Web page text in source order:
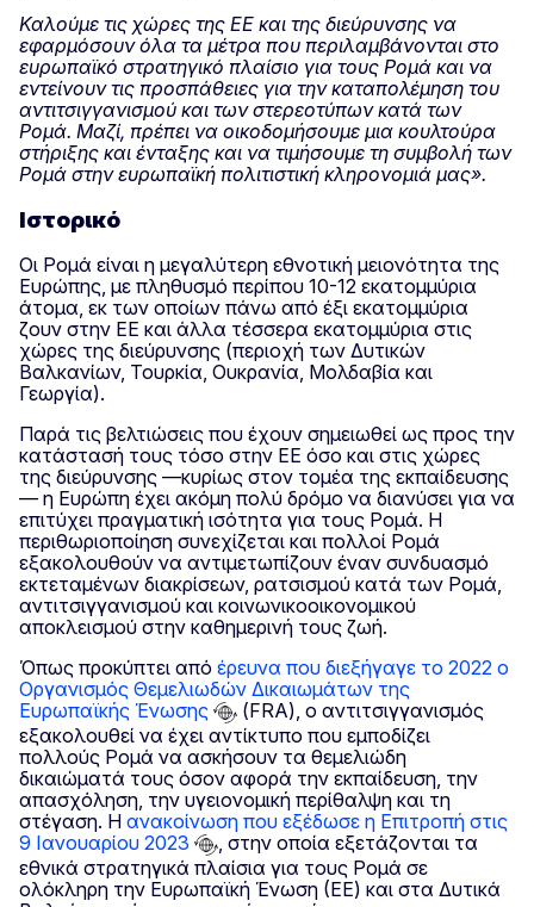
Καλούμε τις χώρες της ΕΕ και της διεύρυνσης να
εφαρμόσουν όλα τα μέτρα που περιλαμβάνονται στο
ευρωπαϊκό στρατηγικό πλαίσιο για τους Ρομά και να
εντείνουν τις προσπάθειες για την καταπολέμηση του
αντιτσιγγανισμού και των στερεοτύπων κατά των
Ρομά. Μαζί, πρέπει να οικοδομήσουμε μια κουλτούρα
στήριξης και ένταξης και να τιμήσουμε τη συμβολή των
Ρομά στην ευρωπαϊκή πολιτιστική κληρονομιά μας».
Ιστορικό
Οι Ρομά είναι η μεγαλύτερη εθνοτική μειονότητα της
Ευρώπης, με πληθυσμό περίπου 10-12 εκατομμύρια
άτομα, εκ των οποίων πάνω από έξι εκατομμύρια
ζουν στην ΕΕ και άλλα τέσσερα εκατομμύρια στις
χώρες της διεύρυνσης (περιοχή των Δυτικών
Βαλκανίων, Τουρκία, Ουκρανία, Μολδαβία και
Γεωργία).
Παρά τις βελτιώσεις που έχουν σημειωθεί ως προς την
κατάστασή τους τόσο στην ΕΕ όσο και στις χώρες
της διεύρυνσης —κυρίως στον τομέα της εκπαίδευσης
— η Ευρώπη έχει ακόμη πολύ δρόμο να διανύσει για να
επιτύχει πραγματική ισότητα για τους Ρομά. Η
περιθωριοποίηση συνεχίζεται και πολλοί Ρομά
εξακολουθούν να αντιμετωπίζουν έναν συνδυασμό
εκτεταμένων διακρίσεων, ρατσισμού κατά των Ρομά,
αντιτσιγγανισμού και κοινωνικοοικονομικού
αποκλεισμού στην καθημερινή τους ζωή.
Όπως προκύπτει από έρευνα που διεξήγαγε το 2022 ο
Οργανισμός Θεμελιωδών Δικαιωμάτων της
Ευρωπαϊκής Ένωσης
(FRA), ο αντιτσιγγανισμός
εξακολουθεί να έχει αντίκτυπο που εμποδίζει
πολλούς Ρομά να ασκήσουν τα θεμελιώδη
δικαιώματά τους όσον αφορά την εκπαίδευση, την
απασχόληση, την υγειονομική περίθαλψη και τη
στέγαση. Η ανακοίνωση που εξέδωσε η Επιτροπή στις
9 Ιανουαρίου 2023
, στην οποία εξετάζονται τα
εθνικά στρατηγικά πλαίσια για τους Ρομά σε
ολόκληρη την Ευρωπαϊκή Ένωση (ΕΕ) και στα Δυτικά